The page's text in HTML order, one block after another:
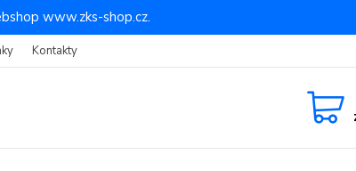
www.zks-shop.cz.
Kontakty